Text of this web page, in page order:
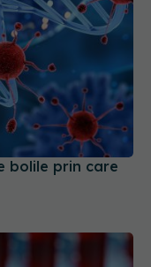
bolile prin care